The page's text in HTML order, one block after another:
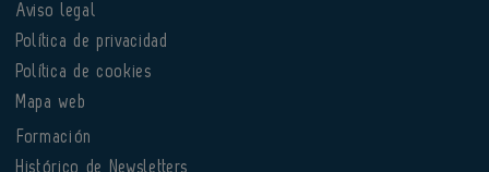
Aviso legal
Política de privacidad
Política de cookies
Mapa web
Formación
Histórico de Newsletters